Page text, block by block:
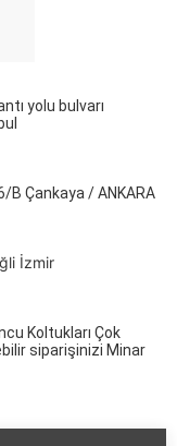
yolu bulvarı
B Çankaya / ANKARA
İzmir
Koltukları Çok
siparişinizi Minar